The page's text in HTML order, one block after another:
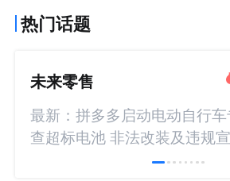
热门话题
未来零售
最新：拼多多启动电动自行
查超标电池 非法改装及违规